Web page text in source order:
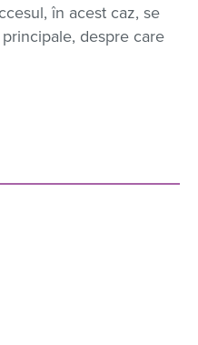
în acest caz, se
despre care